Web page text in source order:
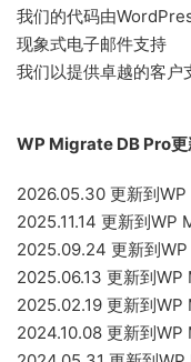
我们的代码由
现象式电子邮件支持
我们以提供卓越的客户
WP Migrate DB Pro更
2026.05.30 更新到
2025.11.14 更新到WP
2025.09.24 更新到
2025.06.13 更新到
2025.02.19 更新到
2024.10.08 更新到